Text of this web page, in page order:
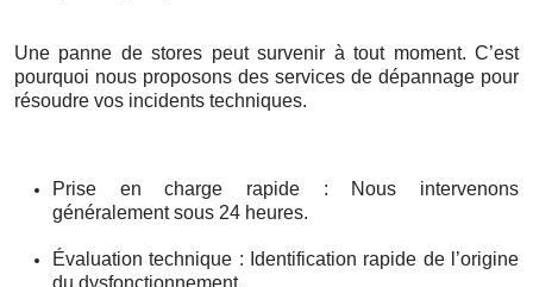
Une panne de stores peut survenir à tout moment. C’est
pourquoi nous proposons des services de dépannage pour
résoudre vos incidents techniques.
Prise en charge rapide : Nous intervenons
généralement sous 24 heures.
Évaluation technique : Identification rapide de l’origine